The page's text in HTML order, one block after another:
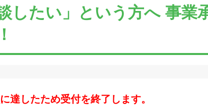
したい」という方へ 事
達したため受付を終了します。